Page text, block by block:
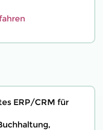
ERP/CRM für